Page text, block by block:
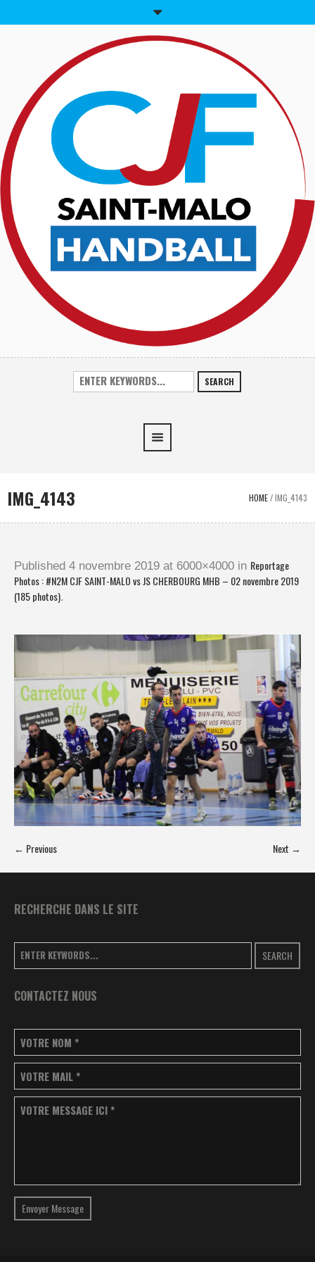
SEARCH
IMG_4143 HOME/IMG_4143
Published 4 novembre 2019 at 6000×4000 in Reportage
Photos : #N2M CJF SAINT-MALO vs JS CHERBOURG MHB – 02 novembre 2019
(185 photos).
← Previous Next →
RECHERCHE DANS LE SITE
SEARCH
CONTACTEZ NOUS
VOTRE NOM *
VOTRE MAIL *
VOTRE MESSAGE ICI *
Envoyer Message